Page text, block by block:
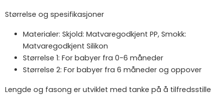
Størrelse og spesifikasjoner
Materialer: Skjold: Matvaregodkjent PP, Smokk:
Matvaregodkjent Silikon
Størrelse 1: For babyer fra 0-6 måneder
Størrelse 2: For babyer fra 6 måneder og oppover
Lengde og fasong er utviklet med tanke på å tilfredsstille